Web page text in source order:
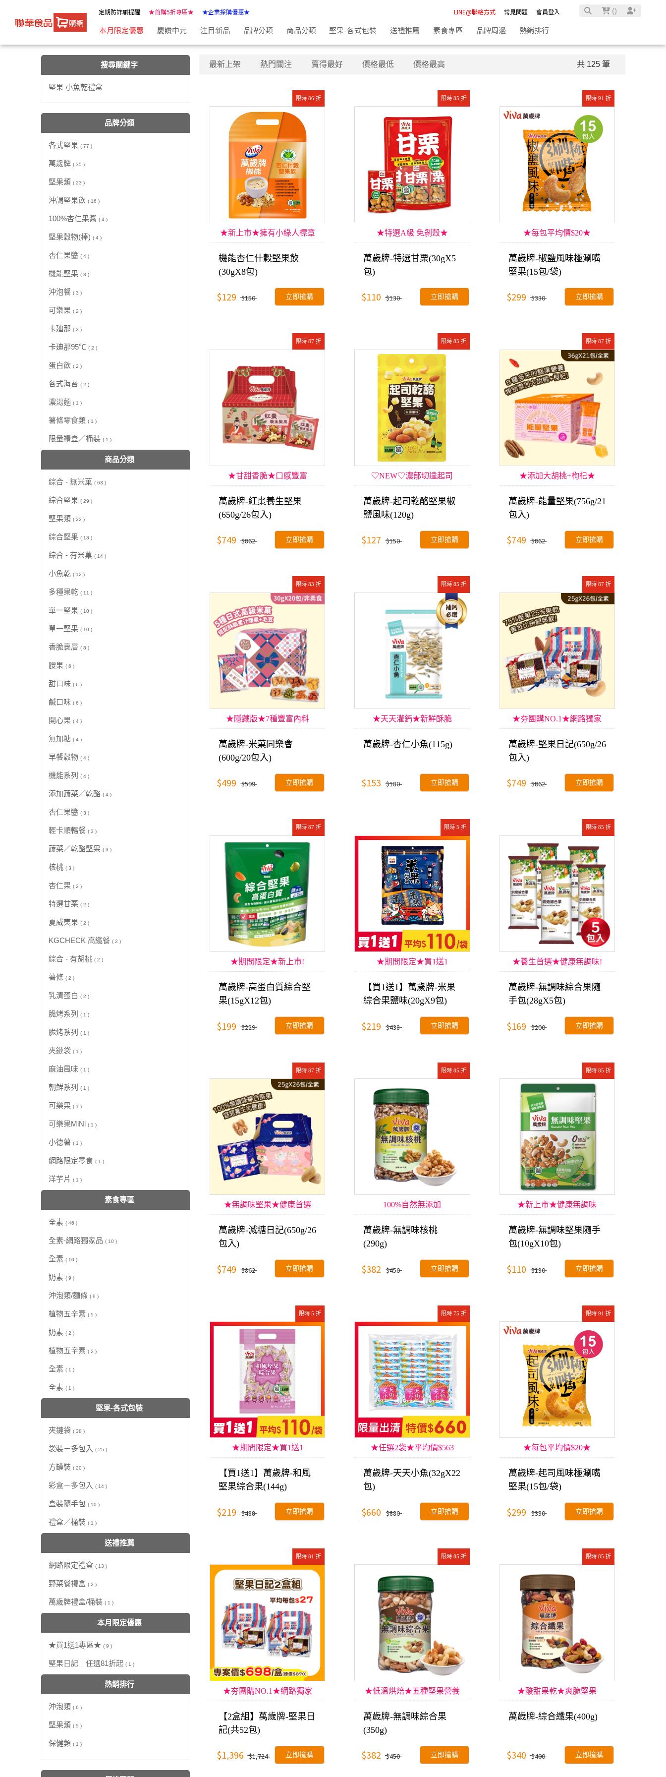
定期防詐騙提醒 ★首購5折專區★ ★企業採購優惠★ LINE@聯絡方式 常見問題 會員登入 ()
本月限定優惠 慶讚中元 注目新品 品牌分類 商品分類 堅果-各式包裝 送禮推薦 素食專區 品牌周邊 熱銷排行
搜尋關鍵字
堅果 小魚乾禮盒
品牌分類
各式堅果 ( 77 )
萬歲牌 ( 35 )
堅果類 ( 23 )
沖調堅果飲 ( 16 )
100%杏仁果醬 ( 4 )
堅果穀物(棒) ( 4 )
杏仁果醬 ( 4 )
機能堅果 ( 3 )
沖泡餐 ( 3 )
可樂果 ( 2 )
卡廸那 ( 2 )
卡廸那95℃ ( 2 )
蛋白飲 ( 2 )
各式海苔 ( 2 )
濃湯麵 ( 1 )
薯條零食類 ( 1 )
限量禮盒／桶裝 ( 1 )
商品分類
綜合 - 無米菓 ( 63 )
綜合堅果 ( 29 )
堅果類 ( 22 )
綜合堅果 ( 18 )
綜合 - 有米菓 ( 14 )
小魚乾 ( 12 )
多種果乾 ( 11 )
單一堅果 ( 10 )
單一堅果 ( 10 )
香脆裹層 ( 8 )
腰果 ( 6 )
甜口味 ( 6 )
鹹口味 ( 6 )
開心果 ( 4 )
無加糖 ( 4 )
早餐穀物 ( 4 )
機能系列 ( 4 )
添加蔬菜／乾酪 ( 4 )
杏仁果醬 ( 3 )
輕卡順暢餐 ( 3 )
蔬菜／乾酪堅果 ( 3 )
核桃 ( 3 )
杏仁果 ( 2 )
特選甘栗 ( 2 )
夏威夷果 ( 2 )
KGCHECK 高纖餐 ( 2 )
綜合 - 有胡桃 ( 2 )
薯條 ( 2 )
乳清蛋白 ( 2 )
脆烤系列 ( 1 )
脆烤系列 ( 1 )
夾鏈袋 ( 1 )
麻油風味 ( 1 )
朝鮮系列 ( 1 )
可樂果 ( 1 )
可樂果MiNi ( 1 )
小德薯 ( 1 )
網路限定零食 ( 1 )
洋芋片 ( 1 )
素食專區
全素 ( 46 )
全素-網路獨家品 ( 10 )
全素 ( 10 )
奶素 ( 9 )
沖泡類/麵條 ( 9 )
植物五辛素 ( 5 )
奶素 ( 2 )
植物五辛素 ( 2 )
全素 ( 1 )
全素 ( 1 )
堅果-各式包裝
夾鏈袋 ( 38 )
袋裝－多包入 ( 25 )
方罐裝 ( 20 )
彩盒－多包入 ( 14 )
盒裝隨手包 ( 10 )
禮盒／桶裝 ( 1 )
送禮推薦
網路限定禮盒 ( 13 )
野菜餐禮盒 ( 2 )
萬歲牌禮盒/桶裝 ( 1 )
本月限定優惠
★買1送1專區★ ( 9 )
堅果日記｜任選81折起 ( 1 )
熱銷排行
沖泡類 ( 6 )
堅果類 ( 5 )
保健類 ( 1 )
最新上架 熱門關注 賣得最好 價格最低 價格最高 共 125 筆
限時 86 折
★新上市★擁有小綠人標章
機能杏仁什穀堅果飲
(30gX8包)
$129 $150 立即搶購
限時 85 折
★特選A級 免剝殼★
萬歲牌-特選甘栗(30gX5
包)
$110 $130 立即搶購
限時 91 折
★每包平均價$20★
萬歲牌-椒鹽風味極涮嘴
堅果(15包/袋)
$299 $330 立即搶購
限時 87 折
★甘甜香脆★口感豐富
萬歲牌-紅棗養生堅果
(650g/26包入)
$749 $862 立即搶購
限時 85 折
♡NEW♡濃郁切達起司
萬歲牌-起司乾酪堅果椒
鹽風味(120g)
$127 $150 立即搶購
限時 87 折
★添加大胡桃+枸杞★
萬歲牌-能量堅果(756g/21
包入)
$749 $862 立即搶購
限時 83 折
★隱藏版★7種豐富內料
萬歲牌-米菓同樂會
(600g/20包入)
$499 $599 立即搶購
限時 85 折
★天天灌鈣★新鮮酥脆
萬歲牌-杏仁小魚(115g)
$153 $180 立即搶購
限時 87 折
★夯團購NO.1★網路獨家
萬歲牌-堅果日記(650g/26
包入)
$749 $862 立即搶購
限時 87 折
★期間限定★新上市!
萬歲牌-高蛋白質綜合堅
果(15gX12包)
$199 $229 立即搶購
限時 5 折
★期間限定★買1送1
【買1送1】萬歲牌-米果
綜合果鹽味(20gX9包)
$219 $438 立即搶購
限時 85 折
★養生首選★健康無調味!
萬歲牌-無調味綜合果隨
手包(28gX5包)
$169 $200 立即搶購
限時 87 折
★無調味堅果★健康首選
萬歲牌-減糖日記(650g/26
包入)
$749 $862 立即搶購
限時 85 折
100%自然無添加
萬歲牌-無調味核桃
(290g)
$382 $450 立即搶購
限時 85 折
★新上市★健康無調味
萬歲牌-無調味堅果隨手
包(10gX10包)
$110 $130 立即搶購
限時 5 折
★期間限定★買1送1
【買1送1】萬歲牌-和風
堅果綜合果(144g)
$219 $438 立即搶購
限時 75 折
★任選2袋★平均價$563
萬歲牌-天天小魚(32gX22
包)
$660 $880 立即搶購
限時 91 折
★每包平均價$20★
萬歲牌-起司風味極涮嘴
堅果(15包/袋)
$299 $330 立即搶購
限時 81 折
★夯團購NO.1★網路獨家
【2盒組】萬歲牌-堅果日
記(共52包)
$1,396 $1,724 立即搶購
限時 85 折
★低溫烘焙★五種堅果營養
萬歲牌-無調味綜合果
(350g)
$382 $450 立即搶購
限時 85 折
★酸甜果乾★爽脆堅果
萬歲牌-綜合纖果(400g)
$340 $400 立即搶購